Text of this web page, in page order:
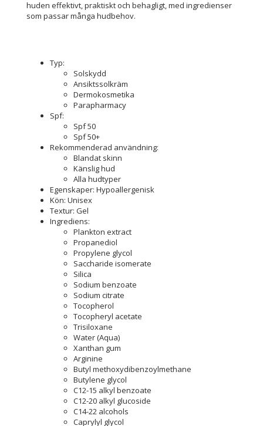
huden effektivt, praktiskt och behagligt, med ingredienser
som passar många hudbehov.
Typ:
Solskydd
Ansiktssolkräm
Dermokosmetika
Parapharmacy
Spf:
Spf 50
Spf 50+
Rekommenderad användning:
Blandat skinn
Känslig hud
Alla hudtyper
Egenskaper: Hypoallergenisk
Kön: Unisex
Textur: Gel
Ingrediens:
Plankton extract
Propanediol
Propylene glycol
Saccharide isomerate
Silica
Sodium benzoate
Sodium citrate
Tocopherol
Tocopheryl acetate
Trisiloxane
Water (Aqua)
Xanthan gum
Arginine
Butyl methoxydibenzoylmethane
Butylene glycol
C12-15 alkyl benzoate
C12-20 alkyl glucoside
C14-22 alcohols
Caprylyl glycol